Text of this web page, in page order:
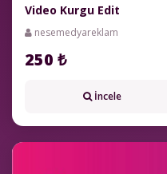
Video Kurgu Edit
nesemedyareklam
250 ₺
İncele